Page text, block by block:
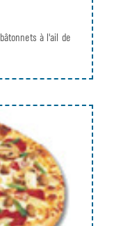
à l'ail de